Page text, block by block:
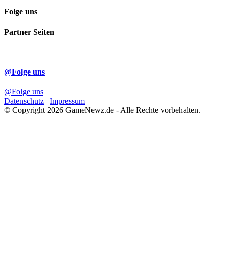
Folge uns
Partner Seiten
@Folge uns
@Folge uns
Datenschutz | Impressum
© Copyright 2026 GameNewz.de - Alle Rechte vorbehalten.